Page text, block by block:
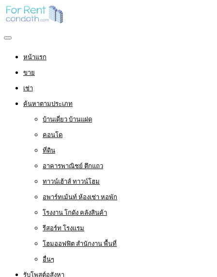
หน้าแรก
ขาย
เช่า
ค้นหาตามประเภท
บ้านเดี่ยว บ้านแฝด
คอนโด
ที่ดิน
อาคารพาณิชย์ ตึกแถว
ทาวน์เฮ้าส์ ทาวน์โฮม
อพาร์ทเม้นท์ ห้องเช่า หอพัก
โรงงาน โกดัง คลังสินค้า
รีสอร์ท โรงแรม
โฮมออฟฟิต สำนักงาน พื้นที่
อื่นๆ
รับโพสต์อสังหา